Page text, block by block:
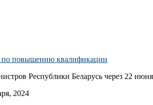
повышению квалификации
Республики Беларусь через 22
2024